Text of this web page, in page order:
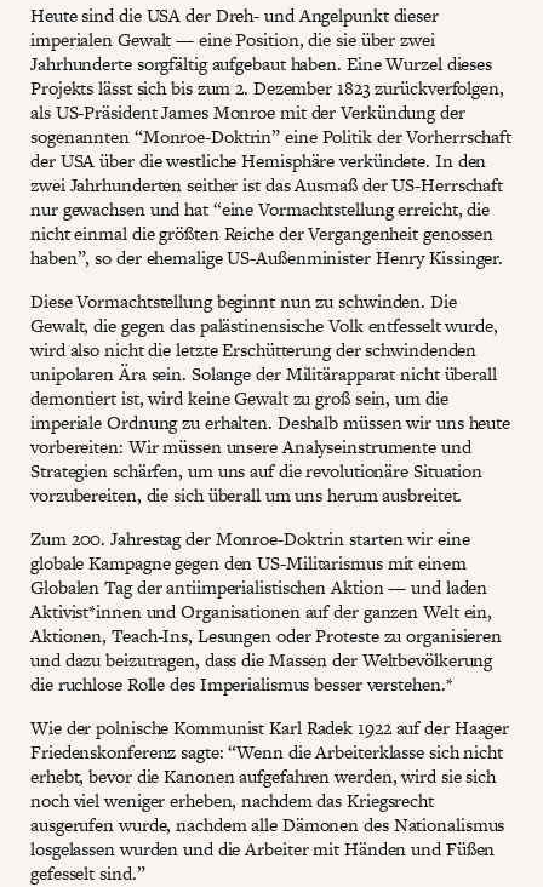
Heute sind die USA der Dreh- und Angelpunkt dieser
imperialen Gewalt — eine Position, die sie über zwei
Jahrhunderte sorgfältig aufgebaut haben. Eine Wurzel dieses
Projekts lässt sich bis zum 2. Dezember 1823 zurückverfolgen,
als US-Präsident James Monroe mit der Verkündung der
sogenannten “Monroe-Doktrin” eine Politik der Vorherrschaft
der USA über die westliche Hemisphäre verkündete. In den
zwei Jahrhunderten seither ist das Ausmaß der US-Herrschaft
nur gewachsen und hat “eine Vormachtstellung erreicht, die
nicht einmal die größten Reiche der Vergangenheit genossen
haben”, so der ehemalige US-Außenminister Henry Kissinger.
Diese Vormachtstellung beginnt nun zu schwinden. Die
Gewalt, die gegen das palästinensische Volk entfesselt wurde,
wird also nicht die letzte Erschütterung der schwindenden
unipolaren Ära sein. Solange der Militärapparat nicht überall
demontiert ist, wird keine Gewalt zu groß sein, um die
imperiale Ordnung zu erhalten. Deshalb müssen wir uns heute
vorbereiten: Wir müssen unsere Analyseinstrumente und
Strategien schärfen, um uns auf die revolutionäre Situation
vorzubereiten, die sich überall um uns herum ausbreitet.
Zum 200. Jahrestag der Monroe-Doktrin starten wir eine
globale Kampagne gegen den US-Militarismus mit einem
Globalen Tag der antiimperialistischen Aktion — und laden
Aktivist*innen und Organisationen auf der ganzen Welt ein,
Aktionen, Teach-Ins, Lesungen oder Proteste zu organisieren
und dazu beizutragen, dass die Massen der Weltbevölkerung
die ruchlose Rolle des Imperialismus besser verstehen.*
Wie der polnische Kommunist Karl Radek 1922 auf der Haager
Friedenskonferenz sagte: “Wenn die Arbeiterklasse sich nicht
erhebt, bevor die Kanonen aufgefahren werden, wird sie sich
noch viel weniger erheben, nachdem das Kriegsrecht
ausgerufen wurde, nachdem alle Dämonen des Nationalismus
losgelassen wurden und die Arbeiter mit Händen und Füßen
gefesselt sind.”